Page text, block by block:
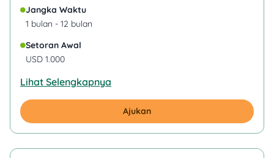
Jangka Waktu
1 bulan - 12 bulan
Setoran Awal
USD 1.000
Lihat Selengkapnya
Ajukan